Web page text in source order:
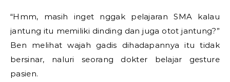
“Hmm, masih inget nggak pelajaran SMA kalau
jantung itu memiliki dinding dan juga otot jantung?”
Ben melihat wajah gadis dihadapannya itu tidak
bersinar, naluri seorang dokter belajar gesture
pasien.